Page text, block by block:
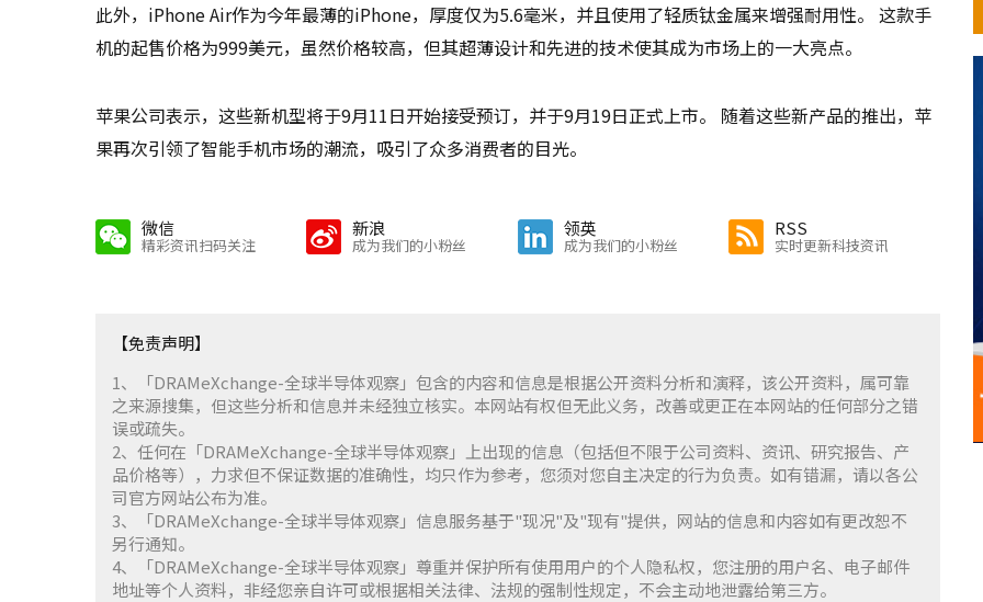
此外，iPhone Air作为今年最薄的iPhone，厚度仅为5.6毫米，并且使用了轻质钛金属来增强耐用性。 这款手
机的起售价格为999美元，虽然价格较高，但其超薄设计和先进的技术使其成为市场上的一大亮点。
苹果公司表示，这些新机型将于9月11日开始接受预订，并于9月19日正式上市。 随着这些新产品的推出，苹
果再次引领了智能手机市场的潮流，吸引了众多消费者的目光。
微信
精彩资讯扫码关注
新浪
成为我们的小粉丝
领英
成为我们的小粉丝
RSS
实时更新科技资讯
【免责声明】
1、「DRAMeXchange-全球半导体观察」包含的内容和信息是根据公开资料分析和演释，该公开资料，属可靠
之来源搜集，但这些分析和信息并未经独立核实。本网站有权但无此义务，改善或更正在本网站的任何部分之错
误或疏失。
2、任何在「DRAMeXchange-全球半导体观察」上出现的信息（包括但不限于公司资料、资讯、研究报告、产
品价格等），力求但不保证数据的准确性，均只作为参考，您须对您自主决定的行为负责。如有错漏，请以各公
司官方网站公布为准。
3、「DRAMeXchange-全球半导体观察」信息服务基于"现况"及"现有"提供，网站的信息和内容如有更改恕不
另行通知。
4、「DRAMeXchange-全球半导体观察」尊重并保护所有使用用户的个人隐私权，您注册的用户名、电子邮件
地址等个人资料，非经您亲自许可或根据相关法律、法规的强制性规定，不会主动地泄露给第三方。